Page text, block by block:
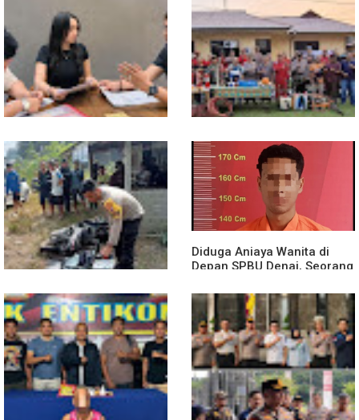
13 Jam Berjuang, Polsek
Toba dan Warga Berhasil
Jinakkan Karhutla 7 Hektare
di Desa Bagan Asam
Mobil Box Terjun ke Jurang
Depan KC, Diduga Rem
Blong
Diduga Jadi Korban
Penyebaran Foto Pribadi
dan Dicemarkan di TikTok,
AF Lapor ke Polda Sumut
Polsek Entikong Gelar Apel
Siaga Karhutla 2026, Sinergi
Lintas Sektor Cegah
Kebakaran Hutan dan Lahan
Truk Kontainer Oleng Tabrak
Vario, Warga Kapuas
Meninggal di Dusun Mak
Tampong
Diduga Aniaya Wanita di
Depan SPBU Denai, Seorang
Medan Area